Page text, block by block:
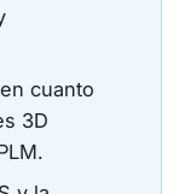
cuanto
3D